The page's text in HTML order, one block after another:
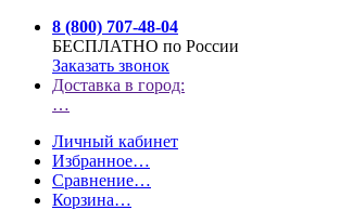
8 (800) 707-48-04
БЕСПЛАТНО по России
Заказать звонок
Доставка в город:
…
Личный кабинет
Избранное…
Сравнение…
Корзина…